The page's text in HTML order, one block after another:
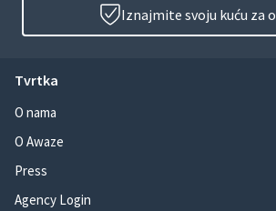
Iznajmite svoju kuću za
Tvrtka
O nama
O Awaze
Press
Agency Login